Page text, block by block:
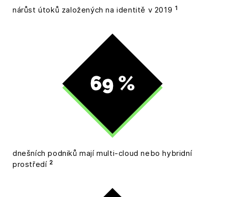
nárůst útoků založených na identitě v 2019 1
dnešních podniků mají multi-cloud nebo hybridní
prostředí 2